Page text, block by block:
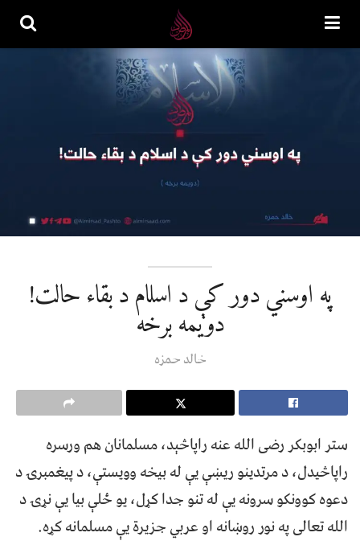
په اوسني دور کې د اسلام د بقاء حالت!
دویمه برخه
خالد حمزه
ستر ابوبکر رضی الله عنه راپاڅېد، مسلمانان هم ورسره
راپاڅیدل، د مرتدینو ریښې یې له بیخه وویستې، د پیغمبرۍ د
دعوه کوونکو سرونه یې له تنو جدا کړل،‏ یو ځلې بیا یې نړۍ د
الله تعالی په نور روښانه او عربي جزیرة یې مسلمانه کړه.